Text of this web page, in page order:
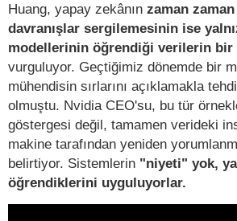
Huang, yapay zekânın zaman
davranışlar sergilemesinin ise
modellerinin öğrendiği verilerin bir
vurguluyor. Geçtiğimiz dönemde bir
mühendisin sırlarını açıklamakla
olmuştu. Nvidia CEO'su, bu tür
göstergesi değil, tamamen verideki
makine tarafından yeniden
belirtiyor. Sistemlerin "niyeti" yok,
öğrendiklerini uyguluyorlar.